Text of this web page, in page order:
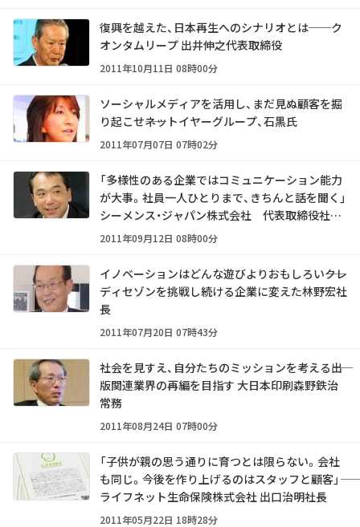
復興を越えた、日本再生へのシナリオとは──ク
オンタムリープ 出井伸之代表取締役
2011年10月11日 08時00分
ソーシャルメディアを活用し、まだ見ぬ顧客を掘
り起こせ――ネットイヤーグループ、石黒氏
2011年07月07日 07時02分
「多様性のある企業ではコミュニケーション能力
が大事。社員一人ひとりまで、きちんと話を聞く」――
シーメンス・ジャパン株式会社 代表取締役社長
兼CEO 織畠潤一氏
2011年09月12日 08時00分
イノベーションはどんな遊びよりおもしろい――クレ
ディセゾンを挑戦し続ける企業に変えた林野宏社
長
2011年07月20日 07時43分
社会を見すえ、自分たちのミッションを考える――出
版関連業界の再編を目指す 大日本印刷森野鉄治
常務
2011年08月24日 07時00分
「子供が親の思う通りに育つとは限らない。会社
も同じ。今後を作り上げるのはスタッフと顧客」――
ライフネット生命保険株式会社 出口治明社長
2011年05月22日 18時28分